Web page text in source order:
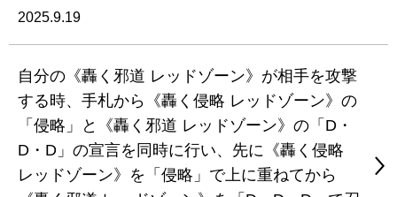
2025.9.19
自分の《轟く邪道 レッドゾーン》が相手を攻撃
する時、手札から《轟く侵略 レッドゾーン》の
「侵略」と《轟く邪道 レッドゾーン》の「D・
D・D」の宣言を同時に行い、先に《轟く侵略
レッドゾーン》を「侵略」で上に重ねてから